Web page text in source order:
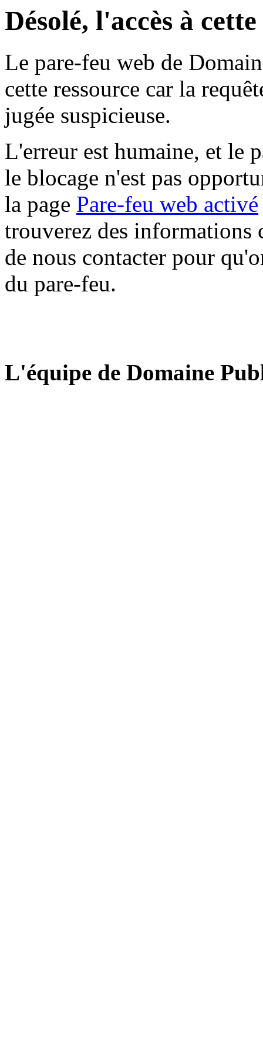
Désolé, l'accès à
Le pare-feu web de
cette ressource car la
jugée suspicieuse.
L'erreur est humaine, et le
le blocage n'est pas
la page Pare-feu web activé
trouverez des informations
de nous contacter pour
du pare-feu.
L'équipe de Domaine